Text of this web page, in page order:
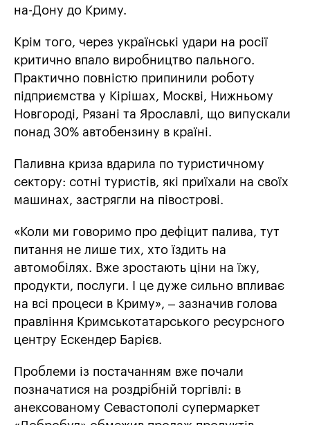
на-Дону до Криму.
Крім того, через українські удари на росії
критично впало виробництво пального.
Практично повністю припинили роботу
підприємства у Кірішах, Москві, Нижньому
Новгороді, Рязані та Ярославлі, що випускали
понад 30% автобензину в країні.
Паливна криза вдарила по туристичному
сектору: сотні туристів, які приїхали на своїх
машинах, застрягли на півострові.
«Коли ми говоримо про дефіцит палива, тут
питання не лише тих, хто їздить на
автомобілях. Вже зростають ціни на їжу,
продукти, послуги. І це дуже сильно впливає
на всі процеси в Криму», – зазначив голова
правління Кримськотатарського ресурсного
центру Ескендер Барієв.
Проблеми із постачанням вже почали
позначатися на роздрібній торгівлі: в
анексованому Севастополі супермаркет